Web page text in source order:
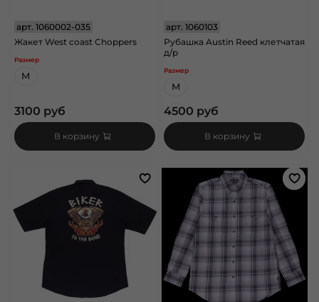
арт. 1060002-035
Жакет West coast Choppers
Размер
M
3100 руб
В корзину
арт.1060103
Рубашка Austin Reed клетчатая
д/р
Размер
M
4500 руб
В корзину